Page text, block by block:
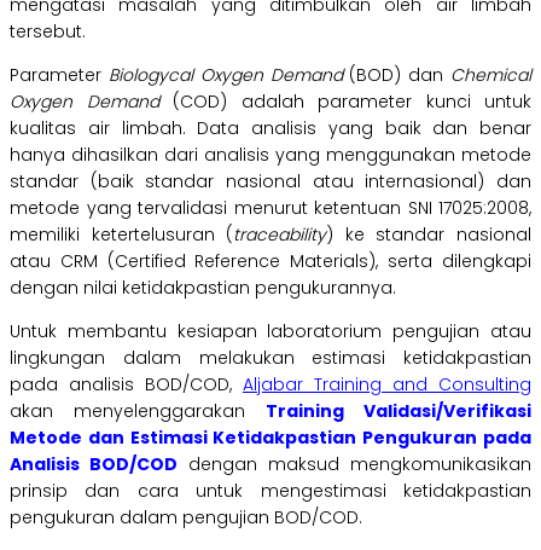
mengatasi
masalah yang ditimbulkan oleh air
limbah
tersebut.
Parameter Biologycal Oxygen Demand(BOD) dan Chemical
Oxygen Demand(COD) adalah parameter kunci untuk
kualitas air limbah. Data analisis yang baik dan benar
hanya dihasilkan dari analisis yang menggunakan metode
standar (baik standar nasional atau internasional) dan
metode yang tervalidasi menurut ketentuan SNI 17025:2008,
memiliki ketertelusuran (traceability) ke standar nasional
atau CRM (Certified Reference Materials), serta dilengkapi
dengan nilai ketidakpastian pengukurannya.
Untuk membantu kesiapan laboratorium pengujian atau
lingkungan dalam melakukan estimasi ketidakpastian
pada analisis BOD/COD, Aljabar Training and Consulting
akan menyelenggarakan Training Validasi/Verifikasi
Metode dan Estimasi Ketidakpastian Pengukuran pada
Analisis BOD/COD dengan maksud mengkomunikasikan
prinsip dan cara untuk mengestimasi ketidakpastian
pengukuran dalam pengujian BOD/COD.